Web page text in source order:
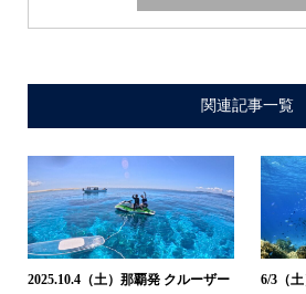
関連記事一覧
2025.10.4（土）那覇発 クルーザー
6/3（